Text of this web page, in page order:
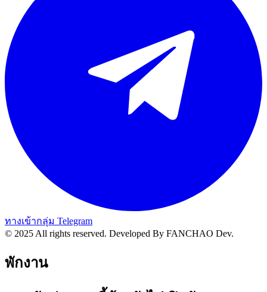
ทางเข้ากลุ่ม Telegram
© 2025 All rights reserved. Developed By FANCHAO Dev.
พักงาน